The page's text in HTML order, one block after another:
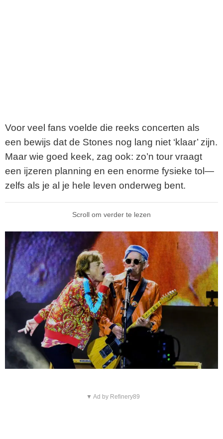
Voor veel fans voelde die reeks concerten als
een bewijs dat de Stones nog lang niet ‘klaar’ zijn.
Maar wie goed keek, zag ook: zo’n tour vraagt
een ijzeren planning en een enorme fysieke tol—
zelfs als je al je hele leven onderweg bent.
Scroll om verder te lezen
▼ Ad by Refinery89